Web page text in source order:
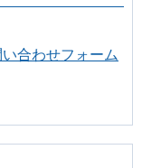
合わせフォーム